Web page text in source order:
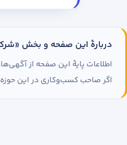
دربارهٔ این صفحه و بخش
اطلاعات پایهٔ این صفحه از
اگر صاحب کسب‌وکاری در این